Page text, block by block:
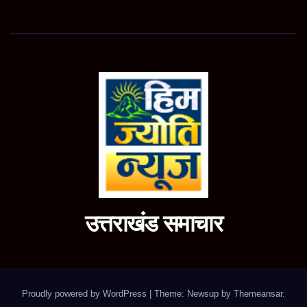
उत्तराखंड समाचार
Proudly powered by WordPress Theme: Newsup by Themeansar.